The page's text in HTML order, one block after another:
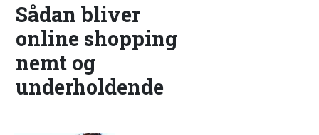
Sådan bliver
online shopping
nemt og
underholdende